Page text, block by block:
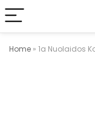
Home » 1a Nuolaidos